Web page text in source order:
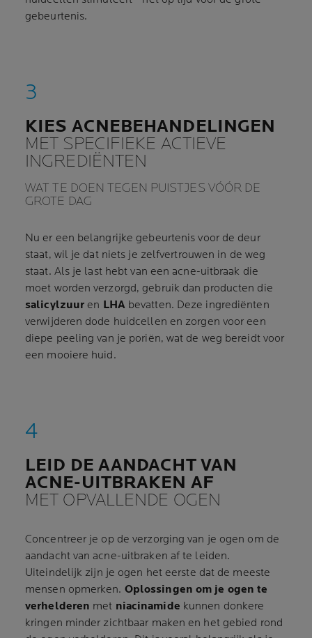
gebeurtenis.
KIES ACNEBEHANDELINGEN
MET SPECIFIEKE ACTIEVE
INGREDIËNTEN
WAT TE DOEN TEGEN PUISTJES VÓÓR DE
GROTE DAG
Nu er een belangrijke gebeurtenis voor de deur
staat, wil je dat niets je zelfvertrouwen in de weg
staat. Als je last hebt van een acne-uitbraak die
moet worden verzorgd, gebruik dan producten die
salicylzuur en LHAbevatten. Deze ingrediënten
verwijderen dode huidcellen en zorgen voor een
diepe peeling van je poriën, wat de weg bereidt voor
een mooiere huid.
LEID DE AANDACHT VAN
ACNE-UITBRAKEN AF
MET OPVALLENDE OGEN
Concentreer je op de verzorging van je ogen om de
aandacht van acne-uitbraken af te leiden.
Uiteindelijk zijn je ogen het eerste dat de meeste
mensen opmerken. Oplossingen om je ogen te
verhelderen met niacinamide kunnen donkere
kringen minder zichtbaar maken en het gebied rond